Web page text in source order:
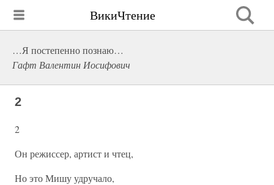
ВикиЧтение
…Я постепенно познаю…
Гафт Валентин Иосифович
2
2
Он режиссер, артист и чтец,
Но это Мишу удручало,